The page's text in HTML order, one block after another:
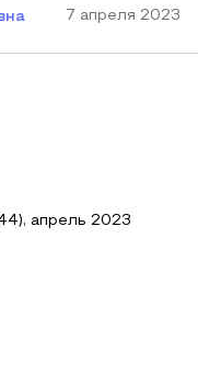
7 апреля 2023
апрель 2023